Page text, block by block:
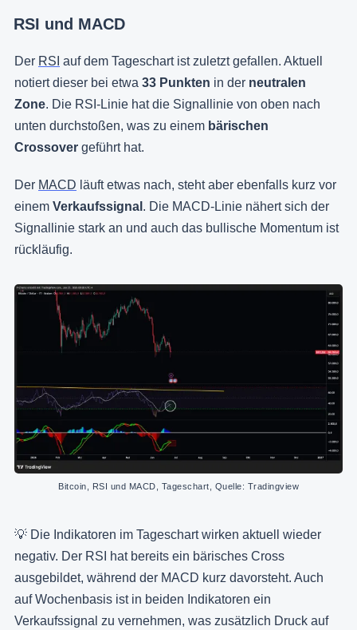
RSI und MACD
Der RSI auf dem Tageschart ist zuletzt gefallen. Aktuell
notiert dieser bei etwa 33 Punkten in der neutralen
Zone. Die RSI-Linie hat die Signallinie von oben nach
unten durchstoßen, was zu einem bärischen
Crossover geführt hat.
Der MACD läuft etwas nach, steht aber ebenfalls kurz vor
einem Verkaufssignal . Die MACD-Linie nähert sich der
Signallinie stark an und auch das bullische Momentum ist
rückläufig.
Bitcoin, RSI und MACD, Tageschart, Quelle: Tradingview
💡 Die Indikatoren im Tageschart wirken aktuell wieder
negativ. Der RSI hat bereits ein bärisches Cross
ausgebildet, während der MACD kurz davorsteht. Auch
auf Wochenbasis ist in beiden Indikatoren ein
Verkaufssignal zu vernehmen, was zusätzlich Druck auf